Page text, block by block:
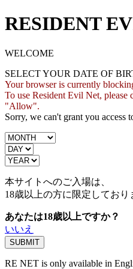
RESIDENT
WELCOME
SELECT YOUR DATE OF
Your browser is currently
To use Resident Evil Net, please
"Allow".
Sorry, we can't grant you access
本サイトへのご入場は、
18歳以上の方に限定しており
あなたは18歳以上ですか？
いいえ
RE NET is only available in